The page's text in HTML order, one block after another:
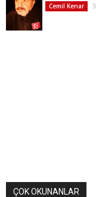
Cemil Kenar
ÇOK OKUNANLAR